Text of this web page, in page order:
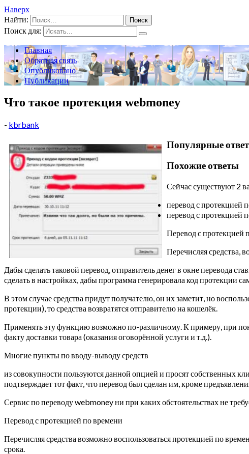
Наверх
Найти:
Поиск для:
Главная
Обратная связь
Опубликовано
Публикации
Что такое протекция webmoney
- kbrbank
Популярные
Похожие ответы
Сейчас существуют 2
перевод с протекцией
перевод с протекцией
Перевод с протекцией
Перечисляя средства,
Дабы сделать таковой перевод, отправитель денег в окне перевода
сделать в настройках, дабы программа генерировала код протекции
В этом случае средства придут получателю, он их заметит, но
протекции), то средства возвратятся отправителю на кошелёк.
Применять эту функцию возможно по-различному. К примеру, при
факту доставки товара (оказания оговорённой услуги и т.д.).
Многие пункты по вводу-выводу средств
из совокупности пользуются данной опцией и просят собственных
подтверждает тот факт, что перевод был сделан им, кроме
Сервис по переводу webmoney ни при каких обстоятельствах не
Перевод с протекцией по времени
Перечисляя средства возможно воспользоваться протекцией по
срока.